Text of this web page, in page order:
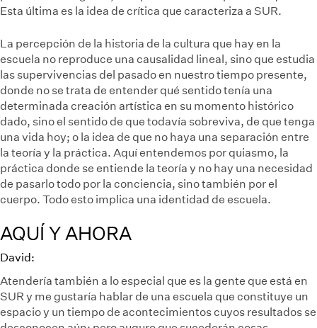
Esta última es la idea de crítica que caracteriza a SUR.
La percepción de la historia de la cultura que hay en la
escuela no reproduce una causalidad lineal, sino que estudia
las supervivencias del pasado en nuestro tiempo presente,
donde no se trata de entender qué sentido tenía una
determinada creación artística en su momento histórico
dado, sino el sentido de que todavía sobreviva, de que tenga
una vida hoy; o la idea de que no haya una separación entre
la teoría y la práctica. Aquí entendemos por quiasmo, la
práctica donde se entiende la teoría y no hay una necesidad
de pasarlo todo por la conciencia, sino también por el
cuerpo. Todo esto implica una identidad de escuela.
AQUÍ Y AHORA
David:
Atendería también a lo especial que es la gente que está en
SUR y me gustaría hablar de una escuela que constituye un
espacio y un tiempo de acontecimientos cuyos resultados se